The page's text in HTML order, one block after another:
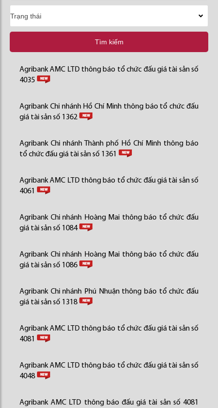
Tìm kiếm
Agribank AMC LTD thông báo tổ chức đấu giá tài sản số
4035
Agribank Chi nhánh Hồ Chí Minh thông báo tổ chức đấu
giá tài sản số 1362
Agribank Chi nhánh Thành phố Hồ Chí Minh thông báo
tổ chức đấu giá tài sản số 1361
Agribank AMC LTD thông báo tổ chức đấu giá tài sản số
4061
Agribank Chi nhánh Hoàng Mai thông báo tổ chức đấu
giá tài sản số 1084
Agribank Chi nhánh Hoàng Mai thông báo tổ chức đấu
giá tài sản số 1086
Agribank Chi nhánh Phú Nhuận thông báo tổ chức đấu
giá tài sản số 1318
Agribank AMC LTD thông báo tổ chức đấu giá tài sản số
4081
Agribank AMC LTD thông báo tổ chức đấu giá tài sản số
4048
Agribank AMC LTD thông báo đấu giá tài sản số 4081